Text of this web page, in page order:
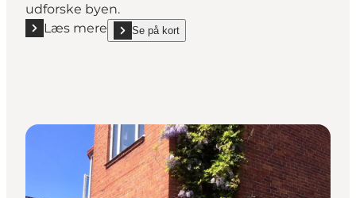
udforske byen.
Læs mere
Læs mere "Annettes Anneks - Køge"
Se på kort
show Annettes Anneks - Køge on_map